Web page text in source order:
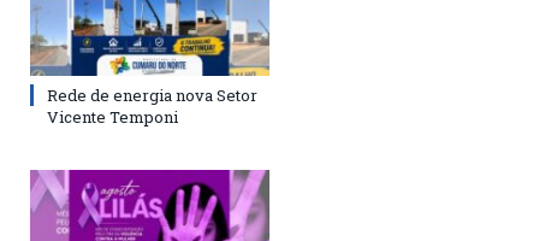
Rede de energia nova Setor
Vicente Temponi